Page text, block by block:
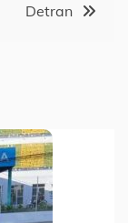
Detran